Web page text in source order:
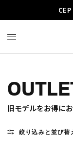
旧モデルをお得に
絞り込みと並び替